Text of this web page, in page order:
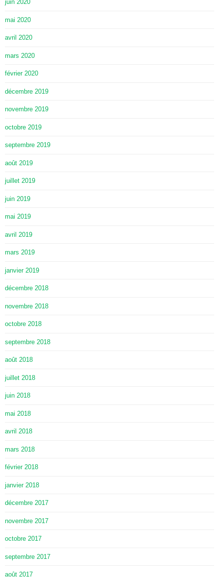
juin 2020
mai 2020
avril 2020
mars 2020
février 2020
décembre 2019
novembre 2019
octobre 2019
septembre 2019
août 2019
juillet 2019
juin 2019
mai 2019
avril 2019
mars 2019
janvier 2019
décembre 2018
novembre 2018
octobre 2018
septembre 2018
août 2018
juillet 2018
juin 2018
mai 2018
avril 2018
mars 2018
février 2018
janvier 2018
décembre 2017
novembre 2017
octobre 2017
septembre 2017
août 2017